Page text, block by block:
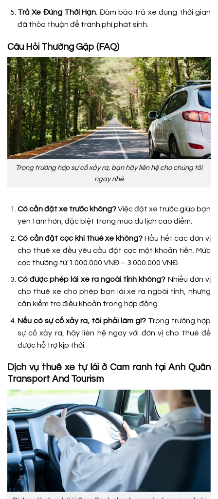
Trả Xe Đúng Thời Hạn: Đảm bảo trả xe đúng thời gian
đã thỏa thuận để tránh phí phát sinh.
Câu Hỏi Thường Gặp (FAQ)
Trong trường hợp sự cố xảy ra, bạn hãy liên hệ cho chúng tôi
ngay nhé
Có cần đặt xe trước không?Việc đặt xe trước giúp bạn
yên tâm hơn, đặc biệt trong mùa du lịch cao điểm.
Có cần đặt cọc khi thuê xe không? Hầu hết các đơn vị
cho thuê xe đều yêu cầu đặt cọc một khoản tiền. Mức
cọc thường từ 1.000.000 VNĐ – 3.000.000 VNĐ.
Có được phép lái xe ra ngoài tỉnh không? Nhiều đơn vị
cho thuê xe cho phép bạn lái xe ra ngoài tỉnh, nhưng
cần kiểm tra điều khoản trong hợp đồng.
Nếu có sự cố xảy ra, tôi phải làm gì?Trong trường hợp
sự cố xảy ra, hãy liên hệ ngay với đơn vị cho thuê để
được hỗ trợ kịp thời.
Dịch vụ thuê xe tự lái ở Cam ranh tại Anh Quân
Transport And Tourism